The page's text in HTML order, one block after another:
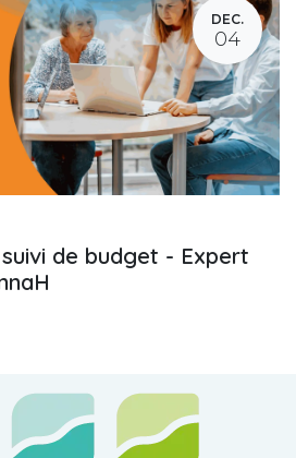
DEC.
04
de budget - Expert